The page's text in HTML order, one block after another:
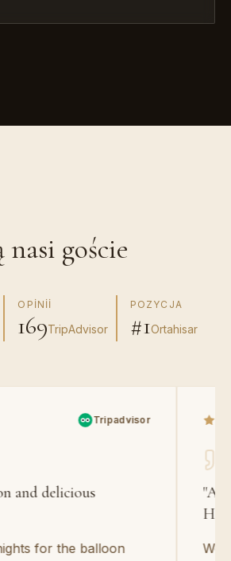
goście
OPINII
169TripAdvisor
POZYCJA
#1Ortahisar
Tripadvisor
and delicious
for the balloon
"
We